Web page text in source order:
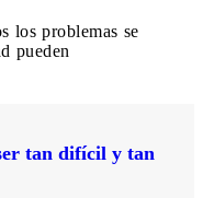
los problemas se
pueden
tan difícil y tan